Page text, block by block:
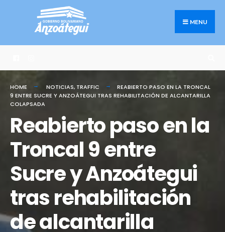
MENU
HOME NOTICIAS, TRAFFIC
REABIERTO PASO EN LA TRONCAL
9 ENTRE SUCRE Y ANZOÁTEGUI TRAS REHABILITACIÓN DE ALCANTARILLA
COLAPSADA
Reabierto paso en la
Troncal 9 entre
Sucre y Anzoátegui
tras rehabilitación
de alcantarilla
Search